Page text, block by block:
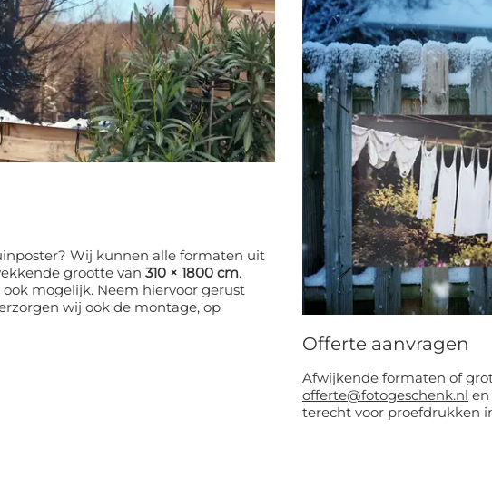
Wij kunnen alle formaten uit
grootte van 310 × 1800 cm.
mogelijk. Neem hiervoor gerust
wij ook de montage, op
Offerte aanvragen
Afwijkende formaten of
offerte@fotogeschenk.nl en
terecht voor proefdrukken